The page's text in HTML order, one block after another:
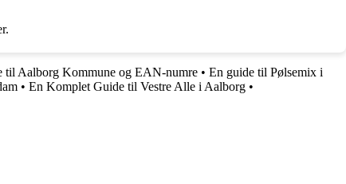
til Aalborg Kommune og EAN-numre • En guide til Pølsemix i
• En Komplet Guide til Vestre Alle i Aalborg •